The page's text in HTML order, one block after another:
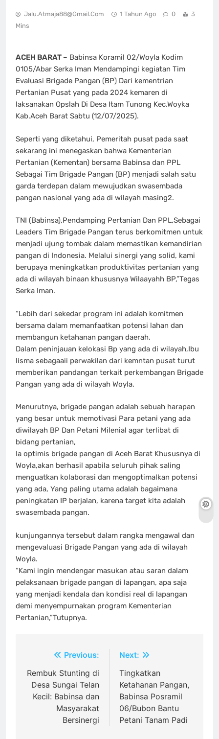
Jalu.atmaja88@gmail.com 1 Tahun Ago 0
3
Mins
ACEH BARAT – Babinsa Koramil 02/Woyla Kodim
0105/Abar Serka Iman Mendampingi kegiatan Tim
Evaluasi Brigade Pangan (BP) Dari kementrian
Pertanian Pusat yang pada 2024 kemaren di
laksanakan Opslah Di Desa Itam Tunong Kec.Woyka
Kab.Aceh Barat Sabtu (12/07/2025).
Seperti yang diketahui, Pemeritah pusat pada saat
sekarang ini menegaskan bahwa Kementerian
Pertanian (Kementan) bersama Babinsa dan PPL
Sebagai Tim Brigade Pangan (BP) menjadi salah satu
garda terdepan dalam mewujudkan swasembada
pangan nasional yang ada di wilayah masing2.
TNI (Babinsa),Pendamping Pertanian Dan PPL,Sebagai
Leaders Tim Brigade Pangan terus berkomitmen untuk
menjadi ujung tombak dalam memastikan kemandirian
pangan di Indonesia. Melalui sinergi yang solid, kami
berupaya meningkatkan produktivitas pertanian yang
ada di wilayah binaan khususnya Wilaayahh BP,”Tegas
Serka Iman.
“Lebih dari sekedar program ini adalah komitmen
bersama dalam memanfaatkan potensi lahan dan
membangun ketahanan pangan daerah.
Dalam peninjauan kelokasi Bp yang ada di wilayah,Ibu
lisma sebagaaii perwakilan dari kemntan pusat turut
memberikan pandangan terkait perkembangan Brigade
Pangan yang ada di wilayah Woyla.
Menurutnya, brigade pangan adalah sebuah harapan
yang besar untuk memotivasi Para petani yang ada
diwilayah BP Dan Petani Milenial agar terlibat di
bidang pertanian,
Ia optimis brigade pangan di Aceh Barat Khususnya di
Woyla,akan berhasil apabila seluruh pihak saling
menguatkan kolaborasi dan mengoptimalkan potensi
yang ada, Yang paling utama adalah bagaimana
peningkatan IP berjalan, karena target kita adalah
swasembada pangan.
kunjungannya tersebut dalam rangka mengawal dan
mengevaluasi Brigade Pangan yang ada di wilayah
Woyla.
“Kami ingin mendengar masukan atau saran dalam
pelaksanaan brigade pangan di lapangan, apa saja
yang menjadi kendala dan kondisi real di lapangan
demi menyempurnakan program Kementerian
Pertanian,”Tutupnya.
Navigasi
pos
Previous:
Rembuk Stunting di
Desa Sungai Telan
Kecil: Babinsa dan
Masyarakat
Bersinergi
Next:
Tingkatkan
Ketahanan Pangan,
Babinsa Posramil
06/Bubon Bantu
Petani Tanam Padi